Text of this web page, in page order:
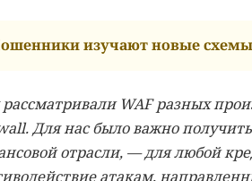
изучают новые
WAF разных
Для нас было важно
отрасли, — для любой
атакам,